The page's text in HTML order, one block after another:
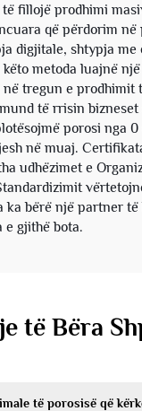
fillojë prodhimi
që përdorim në
digjitale, shtypja me
metoda luajnë
tregun e prodhimit
të rrisin
porosi nga
në muaj.
udhëzimet e
ka bërë një partner të
e gjithë bota.
të Bëra
të porosisë që